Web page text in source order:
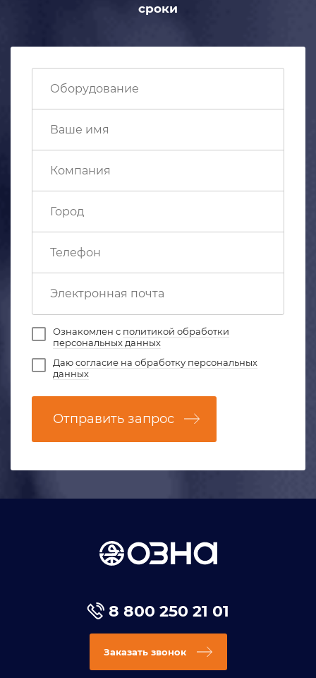
сроки
Ознакомлен с политикой обработки
персональных данных
Даюсогласие на обработку персональных
данных
Отправить запрос
8 800 250 21 01
Заказать звонок